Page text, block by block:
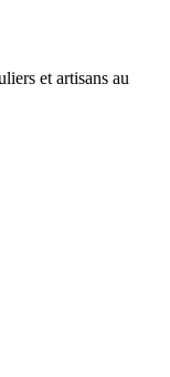
et artisans au